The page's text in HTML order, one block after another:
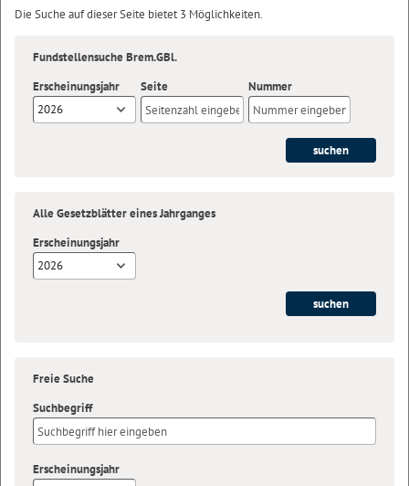
Die Suche auf dieser Seite bietet 3 Möglichkeiten.
Fundstellensuche Brem.GBl.
Erscheinungsjahr
2026
Seite Nummer
Alle Gesetzblätter eines Jahrganges
Erscheinungsjahr
2026
Freie Suche
Suchbegriff
Erscheinungsjahr